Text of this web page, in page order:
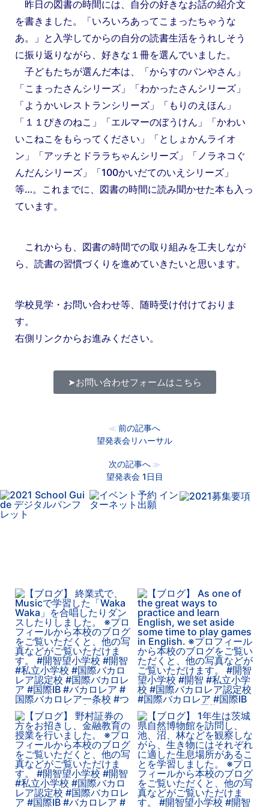
昨日の図書の時間には、自分の好きなお話の紹介文
を書きました。「いろいろあってこまったちゃうな
あ。」と入学してからの自分の読書生活をうれしそう
に振り返りながら、好きな１冊を選んでいました。
子どもたちが選んだ本は、「からすのパンやさん」
「こまったさんシリーズ」「わかったさんシリーズ」
「ようかいレストランシリーズ」「もりのえほん」
「１１ぴきのねこ」「エルマーのぼうけん」「かわい
いこねこをもらってください」「としょかんライオ
ン」「アッチとドララちゃんシリーズ」「ノラネコぐ
んだんシリーズ」「100かいだてのいえシリーズ」
等…。これまでに、図書の時間に読み聞かせた本も入っ
ています。
これからも、図書の時間での取り組みを工夫しなが
ら、読書の習慣づくりを進めていきたいと思います。
学校見学・お問い合わせ等、随時受け付けておりま
す。
右側リンクからお進みください。
➤お問い合わせフォームはこちら
≪ 前の記事へ
望発表会リハーサル
次の記事へ ≫
望発表会 1日目